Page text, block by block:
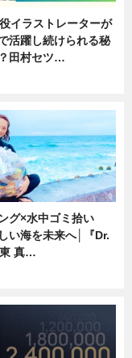
イラストレーターが
活躍し続けられる秘
田村セツ…
グ×水中ゴミ拾い
い海を未来へ│『Dr.
真…